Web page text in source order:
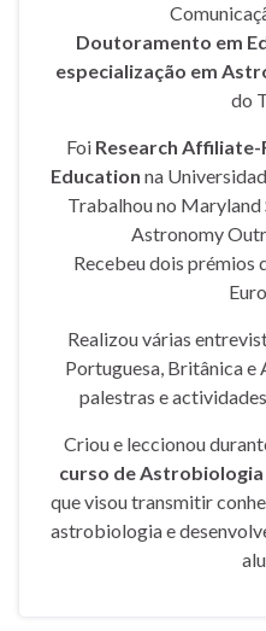
Doutoramento em
especialização em
do
Foi Research
Education na
Trabalhou no Maryland
Astronomy
Recebeu dois prémios
Realizou várias
Portuguesa, Britânica e
palestras e
Criou e leccionou
curso de Astrobiologia
que visou transmitir
astrobiologia e